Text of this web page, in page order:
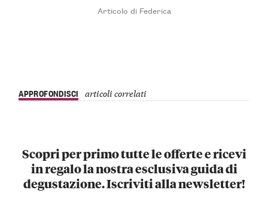
Articolo di Federica
APPROFONDISCI articoli correlati
Scopri per primo tutte le offerte e ricevi
in regalo la nostra esclusiva guida di
degustazione. Iscriviti alla newsletter!